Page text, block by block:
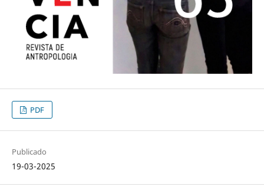
PDF
Publicado
19-03-2025